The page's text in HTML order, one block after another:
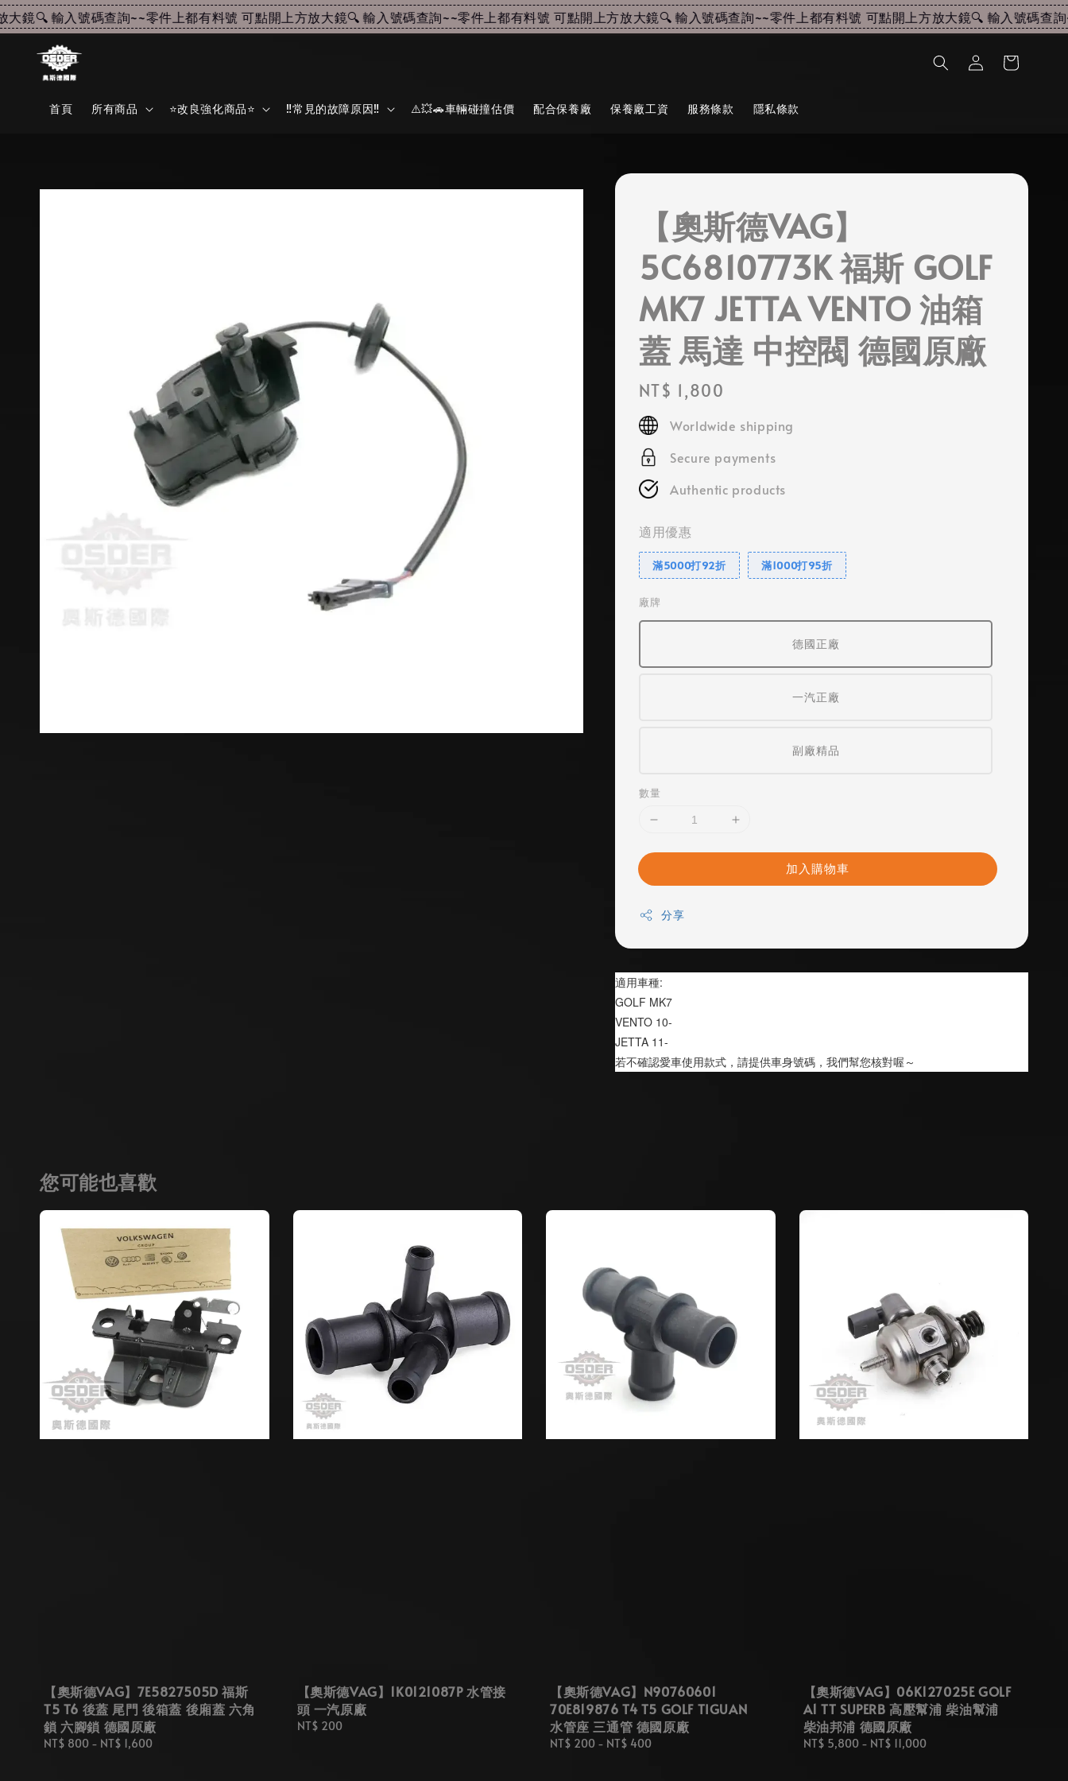
鏡🔍 輸入號碼查詢~~零件上都有料號 可點開上方放大鏡🔍 輸入號碼查詢~~零件上都有料號 可點開上方放大鏡🔍 輸入號碼查詢~~零件上都有料號 可點開上方放大鏡🔍 輸入號碼查詢~~
首頁 所有商品 ⭐改良強化商品⭐ ‼️常見的故障原因‼️ ⚠️💥🚗車輛碰撞估價 配合保養廠 保養廠工資 服務條款 隱私條款
【奧斯德VAG】
5C6810773K 福斯 GOLF
MK7 JETTA VENTO 油箱
蓋 馬達 中控閥 德國原廠
Regular
price
NT$ 1,800
Worldwide shipping
Secure payments
Authentic products
適用優惠
滿5000打92折 滿1000打95折
廠牌
德國正廠
一汽正廠
副廠精品
數量
加入購物車
分享
適用車種:
GOLF MK7
VENTO 10-
JETTA 11-
若不確認愛車使用款式，請提供車身號碼，我們幫您核對喔～
您可能也喜歡
【奧斯德VAG】7E5827505D 福斯
T5 T6 後蓋 尾門 後箱蓋 後廂蓋 六角
鎖 六腳鎖 德國原廠
Regular
NT$ 800 - NT$ 1,600
【奧斯德VAG】1K0121087P 水管接
頭 一汽原廠
Regular
NT$ 200
【奧斯德VAG】N90760601
70E819876 T4 T5 GOLF TIGUAN
水管座 三通管 德國原廠
Regular
NT$ 200 - NT$ 400
【奧斯德VAG】06K127025E GOLF
A1 TT SUPERB 高壓幫浦 柴油幫浦
柴油邦浦 德國原廠
Regular
NT$ 5,800- NT$ 11,000